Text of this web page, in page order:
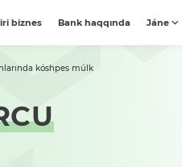
biznes Bank haqqında Jáne
kóshpes múlk